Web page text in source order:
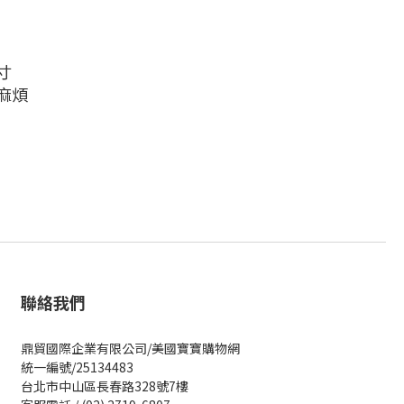
煩
聯絡我們
鼎貿國際企業有限公司/美國寶寶購物網
統一編號/25134483
台北市中山區長春路328號7樓